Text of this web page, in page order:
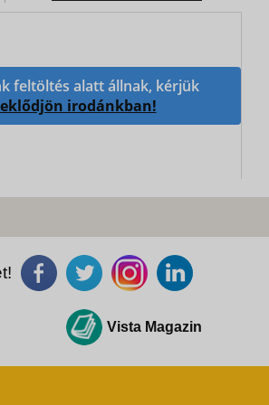
feltöltés alatt állnak, kérjük
irodánkban!
Vista Magazin